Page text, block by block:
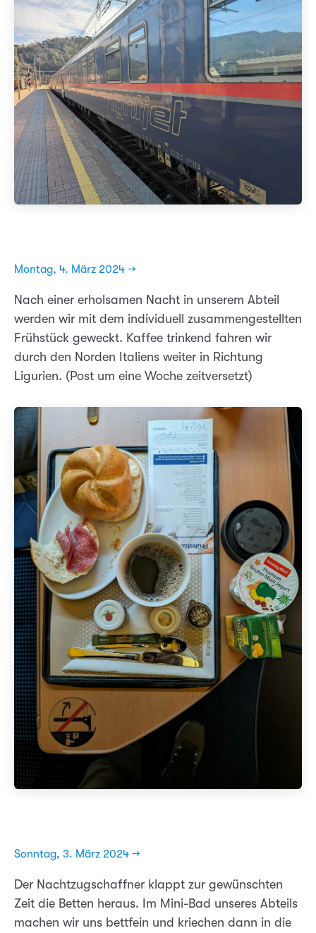
Montag, 4. März 2024 →
Nach einer erholsamen Nacht in unserem Abteil
werden wir mit dem individuell zusammengestellten
Frühstück geweckt. Kaffee trinkend fahren wir
durch den Norden Italiens weiter in Richtung
Ligurien. (Post um eine Woche zeitversetzt)
Sonntag, 3. März 2024 →
Der Nachtzugschaffner klappt zur gewünschten
Zeit die Betten heraus. Im Mini-Bad unseres Abteils
machen wir uns bettfein und kriechen dann in die